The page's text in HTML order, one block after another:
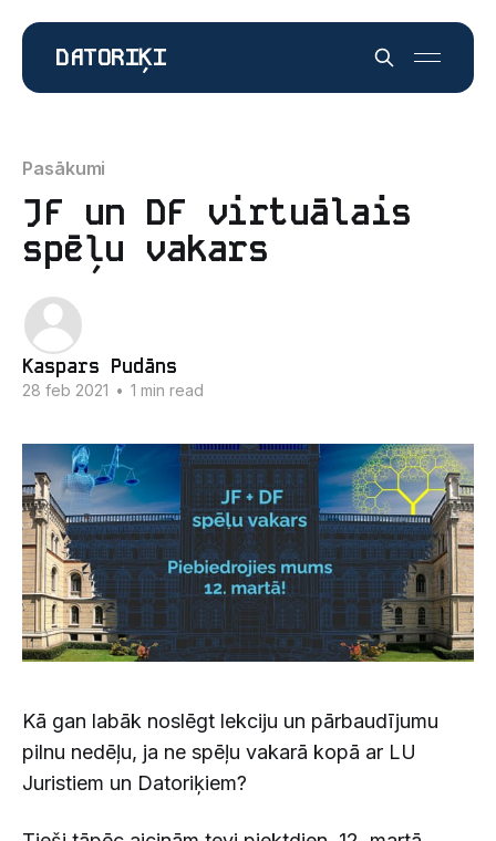
DATORIĶI
Pasākumi
JF un DF virtuālais
spēļu vakars
Kaspars Pudāns
28 feb 2021 • 1 min read
Kā gan labāk noslēgt lekciju un pārbaudījumu
pilnu nedēļu, ja ne spēļu vakarā kopā ar LU
Juristiem un Datoriķiem?